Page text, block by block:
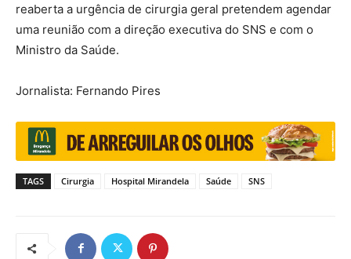
reaberta a urgência de cirurgia geral pretendem agendar
uma reunião com a direção executiva do SNS e com o
Ministro da Saúde.
Jornalista: Fernando Pires
TAGS Cirurgia Hospital Mirandela Saúde SNS